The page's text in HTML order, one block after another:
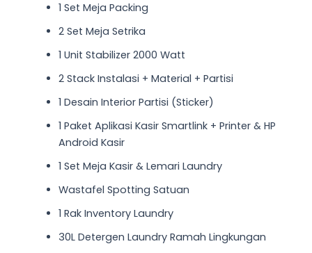
1 Set Meja Packing
2 Set Meja Setrika
1 Unit Stabilizer 2000 Watt
2 Stack Instalasi + Material + Partisi
1 Desain Interior Partisi (Sticker)
1 Paket Aplikasi Kasir Smartlink + Printer & HP
Android Kasir
1 Set Meja Kasir & Lemari Laundry
Wastafel Spotting Satuan
1 Rak Inventory Laundry
30L Detergen Laundry Ramah Lingkungan